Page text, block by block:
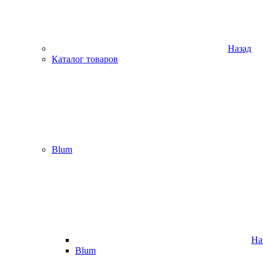
Назад
Каталог товаров
Blum
Blum